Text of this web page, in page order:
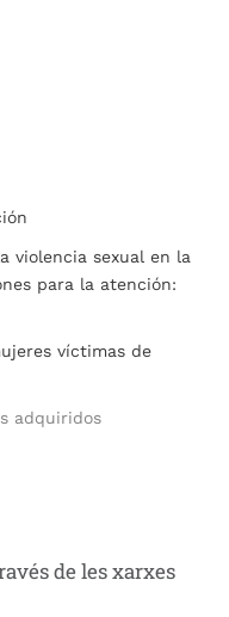
violencia sexual en la
para la atención:
víctimas de
adquiridos
de les xarxes